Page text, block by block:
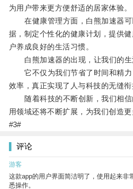
为用户带来更方便舒适的居家体验。
在健康管理方面，白熊加速器可
据，制定个性化的健康计划，提供
户养成良好的生活习惯。
白熊加速器的出现，让我们的生
它不仅为我们节省了时间和精力
效率，真正实现了人与科技的无缝衔
随着科技的不断创新，我们相信
用领域还将不断扩展，为我们创造更
#3#
评论
游客
这款app的用户界面简洁明了，使用起来非
悉操作。